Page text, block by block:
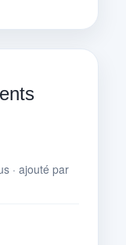
· ajouté par